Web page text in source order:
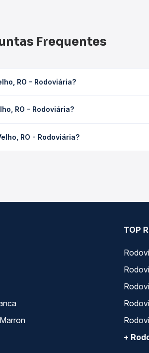
Frequentes
RO - Rodoviária?
os horários disponíveis e vê a
RO - Rodoviária?
preços de todas as viações em tempo
RO - Rodoviária?
TOP
+